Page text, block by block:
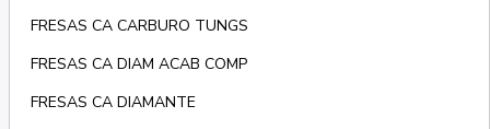
FRESAS CA CARBURO TUNGS
FRESAS CA DIAM ACAB COMP
FRESAS CA DIAMANTE